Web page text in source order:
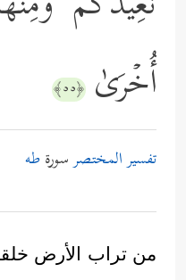
أُخۡرَىٰ ﴿٥٥﴾
تفسير المختصرسورة طه
من تراب الأرض